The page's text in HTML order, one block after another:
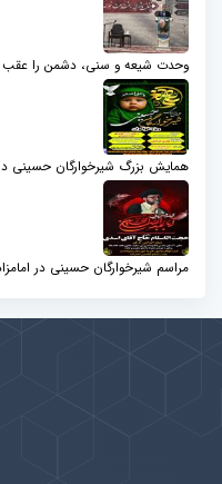
وحدت شیعه و سنی، دشمن را عقب
همایش بزرگ شیرخوارگان حسینی در
مراسم شیرخوارگان حسینی در